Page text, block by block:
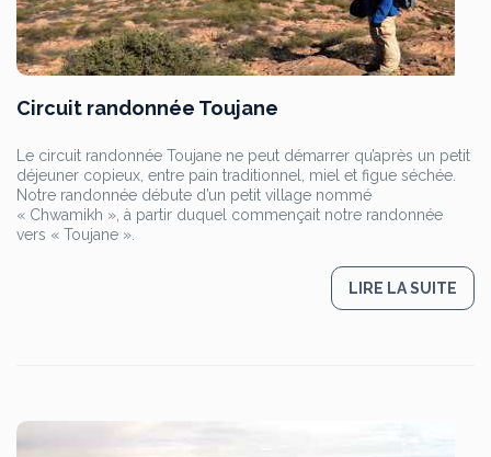
Circuit randonnée Toujane
Le circuit randonnée Toujane ne peut démarrer qu’après un petit
déjeuner copieux, entre pain traditionnel, miel et figue séchée.
Notre randonnée débute d’un petit village nommé
« Chwamikh », à partir duquel commençait notre randonnée
vers « Toujane ».
LIRE LA SUITE